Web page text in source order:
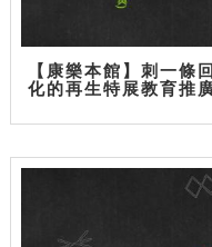
【康樂本館】刺一條
化的再生特展教育推